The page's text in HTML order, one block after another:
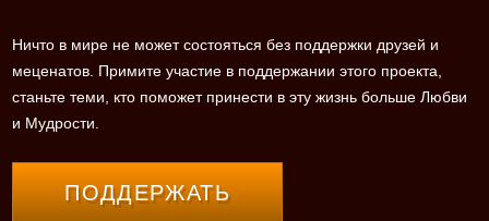
Ничто в мире не может состояться без поддержки друзей и
меценатов. Примите участие в поддержании этого проекта,
станьте теми, кто поможет принести в эту жизнь больше Любви
и Мудрости.
ПОДДЕРЖАТЬ